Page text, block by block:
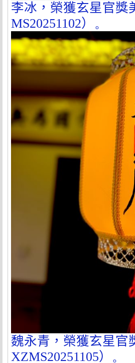
李冰，榮獲玄星官獎
MS20251102） 。
魏永青，榮獲玄星官
XZMS20251105） 。